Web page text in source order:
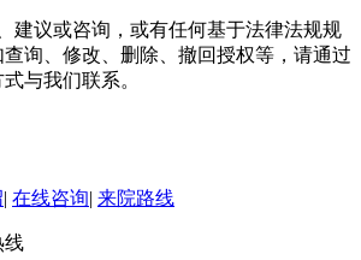
建议或咨询，或有任何基于法律法规规
询、修改、删除、撤回授权等，请通过
与我们联系。
在线咨询 来院路线
线